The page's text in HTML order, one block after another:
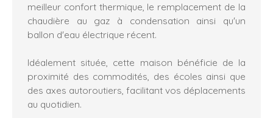
meilleur confort thermique, le remplacement de la
chaudière au gaz à condensation ainsi qu'un
ballon d'eau électrique récent.
Idéalement située, cette maison bénéficie de la
proximité des commodités, des écoles ainsi que
des axes autoroutiers, facilitant vos déplacements
au quotidien.